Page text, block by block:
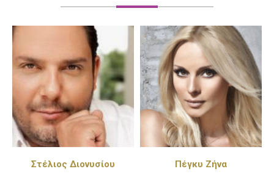
Στέλιος Διονυσίου Πέγκυ Ζήνα